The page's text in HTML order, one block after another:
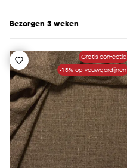
Bezorgen 3 weken
Gratis confectie
-15% op vouwgordijnen